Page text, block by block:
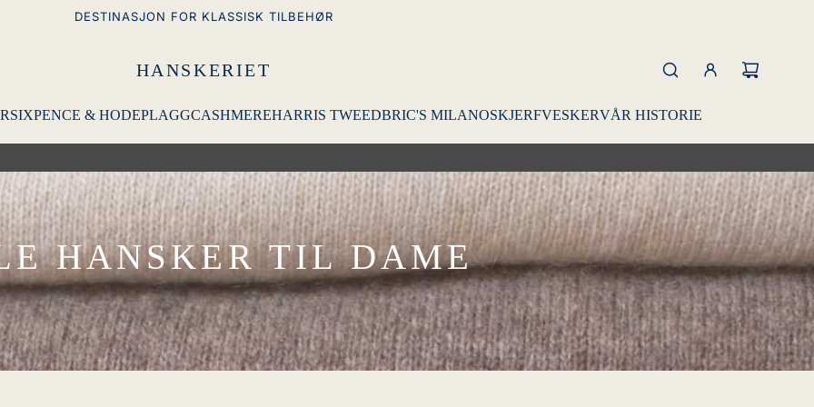
DESTINASJON FOR KLASSISK TILBEHØR
HANSKERIET
SIXPENCE & HODEPLAGGCASHMEREHARRIS TWEEDBRIC'S MILANOSKJERFVESKERVÅR HISTORIE
HANSKER TIL DAME